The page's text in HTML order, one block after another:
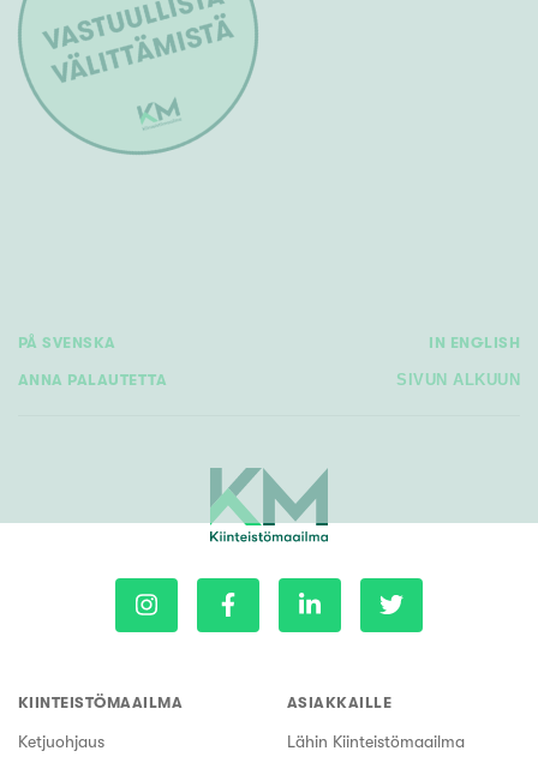
PÅ SVENSKA IN ENGLISH
ANNA PALAUTETTA SIVUN ALKUUN
KIINTEISTÖMAAILMA
Ketjuohjaus
ASIAKKAILLE
Lähin Kiinteistömaailma